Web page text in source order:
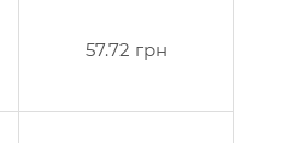
57.72 грн